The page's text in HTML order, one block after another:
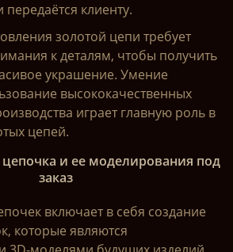
передаётся клиенту.
золотой цепи требует
к деталям, чтобы получить
украшение. Умение
высококачественных
играет главную роль в
цепей.
цепочка и ее моделирования под
заказ
включает в себя создание
которые являются